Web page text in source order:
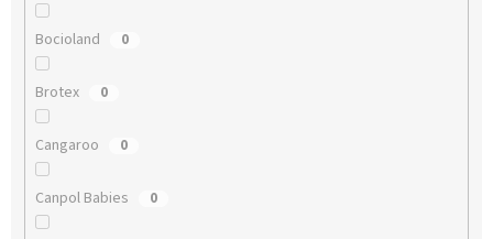
Bocioland 0
Brotex 0
Cangaroo 0
Canpol Babies 0